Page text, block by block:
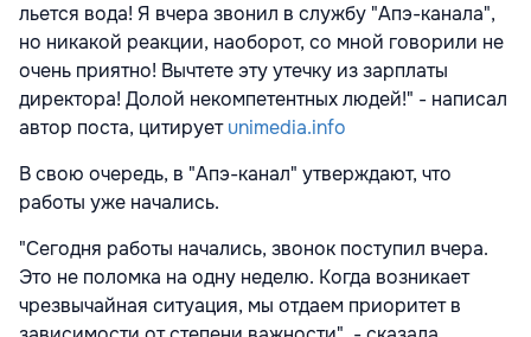
льется вода! Я вчера звонил в службу "Апэ-канала",
но никакой реакции, наоборот, со мной говорили не
очень приятно! Вычтете эту утечку из зарплаты
директора! Долой некомпетентных людей!" - написал
автор поста, цитируетunimedia.info
В свою очередь, в "Апэ-канал" утверждают, что
работы уже начались.
"Сегодня работы начались, звонок поступил вчера.
Это не поломка на одну неделю. Когда возникает
чрезвычайная ситуация, мы отдаем приоритет в